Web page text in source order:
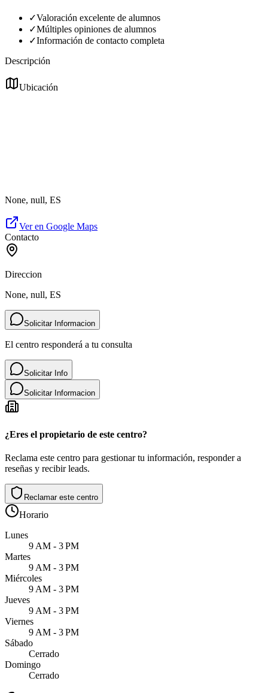
✓Valoración excelente de alumnos
✓Múltiples opiniones de alumnos
✓Información de contacto completa
Descripción
Ubicación
None, null, ES
Ver en Google Maps
Contacto
Direccion
None, null, ES
Solicitar Informacion
El centro responderá a tu consulta
Solicitar Info
Solicitar Informacion
¿Eres el propietario de este centro?
Reclama este centro para gestionar tu información, responder a
reseñas y recibir leads.
Reclamar este centro
Horario
Lunes
9 AM - 3 PM
Martes
9 AM - 3 PM
Miércoles
9 AM - 3 PM
Jueves
9 AM - 3 PM
Viernes
9 AM - 3 PM
Sábado
Cerrado
Domingo
Cerrado